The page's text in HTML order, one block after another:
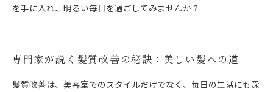
を手に入れ、明るい毎日を過ごしてみませんか？
専門家が説く髪質改善の秘訣：美しい髪への道
髪質改善は、美容室でのスタイルだけでなく、毎日の生活にも深